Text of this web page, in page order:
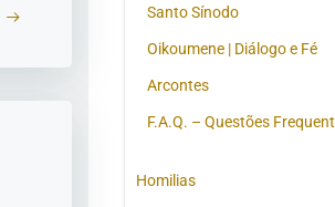
Santo Sínodo
Oikoumene | Diálogo e Fé
Arcontes
F.A.Q. – Questões
Homilias